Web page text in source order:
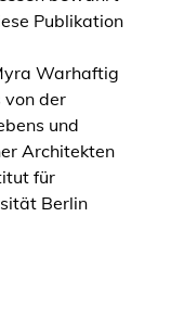
Publikation
Warhaftig
von der
und
Architekten
für
Berlin